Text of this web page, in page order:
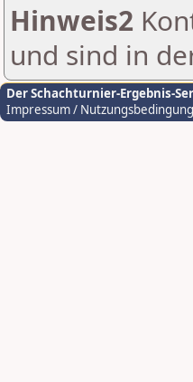
Hinweis2
und sind in
Der Schachturnier-Ergebnis-
Impressum /